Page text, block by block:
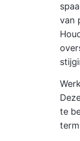
van
te